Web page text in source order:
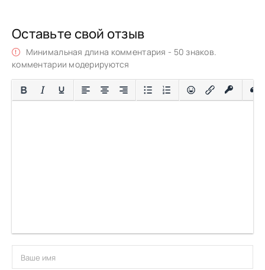
Оставьте свой отзыв
Минимальная длина комментария - 50 знаков.
комментарии модерируются